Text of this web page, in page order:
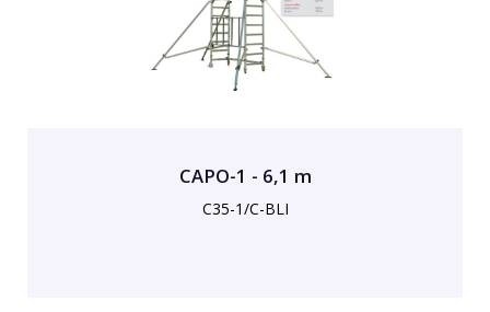
CAPO-1 - 6,1 m
C35-1/C-BLI